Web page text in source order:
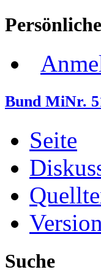
Bund MiNr.
Seite
Suche